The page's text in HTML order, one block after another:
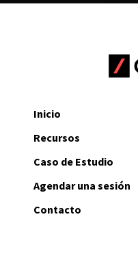
Inicio
Recursos
Caso de Estudio
Agendar una sesión
Contacto